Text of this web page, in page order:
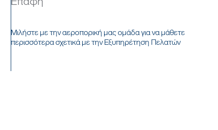
Μιλήστε με την αεροπορική μας ομάδα για να μάθετε
περισσότερα σχετικά με την Εξυπηρέτηση Πελατών